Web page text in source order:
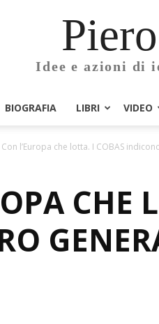
Idee e azioni di
BIOGRAFIA LIBRI VIDEO
Con l’Europa che lotta. I COBAS